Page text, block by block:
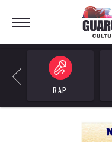
Previous
RAP